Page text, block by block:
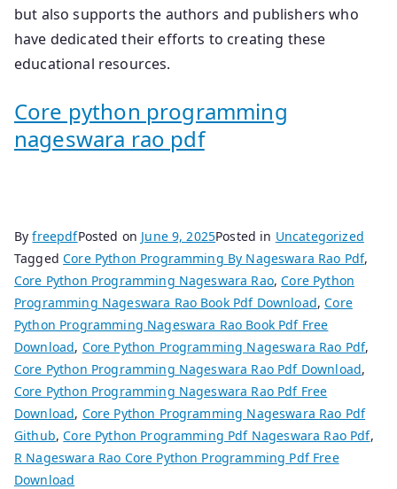
but also supports the authors and publishers who
have dedicated their efforts to creating these
educational resources.
Core python programming
nageswara rao pdf
ByfreepdfPosted on June 9, 2025Posted in Uncategorized
TaggedCore Python Programming By Nageswara Rao Pdf,
Core Python Programming Nageswara Rao,Core Python
Programming Nageswara Rao Book Pdf Download,Core
Python Programming Nageswara Rao Book Pdf Free
Download, Core Python Programming Nageswara Rao Pdf,
Core Python Programming Nageswara Rao Pdf Download,
Core Python Programming Nageswara Rao Pdf Free
Download, Core Python Programming Nageswara Rao Pdf
Github,Core Python Programming Pdf Nageswara Rao Pdf,
R Nageswara Rao Core Python Programming Pdf Free
Download